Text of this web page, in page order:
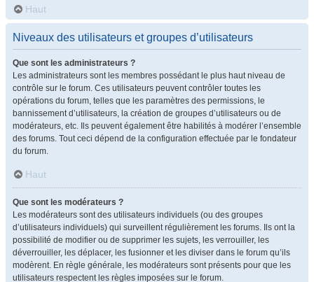
Haut
Niveaux des utilisateurs et groupes d’utilisateurs
Que sont les administrateurs ?
Les administrateurs sont les membres possédant le plus haut niveau de
contrôle sur le forum. Ces utilisateurs peuvent contrôler toutes les
opérations du forum, telles que les paramètres des permissions, le
bannissement d’utilisateurs, la création de groupes d’utilisateurs ou de
modérateurs, etc. Ils peuvent également être habilités à modérer l’ensemble
des forums. Tout ceci dépend de la configuration effectuée par le fondateur
du forum.
Haut
Que sont les modérateurs ?
Les modérateurs sont des utilisateurs individuels (ou des groupes
d’utilisateurs individuels) qui surveillent régulièrement les forums. Ils ont la
possibilité de modifier ou de supprimer les sujets, les verrouiller, les
déverrouiller, les déplacer, les fusionner et les diviser dans le forum qu’ils
modèrent. En règle générale, les modérateurs sont présents pour que les
utilisateurs respectent les règles imposées sur le forum.